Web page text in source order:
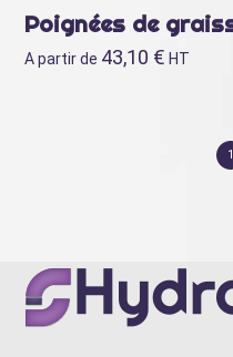
Poignées de
A partir de 43,10 € HT
1